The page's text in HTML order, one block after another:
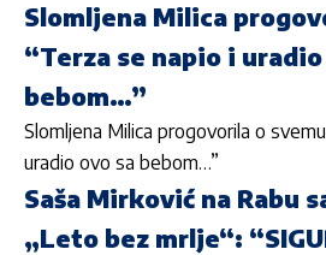
Slomljena Milica
“Terza se napio i
bebom…”
Slomljena Milica progovorila o
uradio ovo sa bebom…”
Saša Mirković na Rabu
„Leto bez mrlje“: